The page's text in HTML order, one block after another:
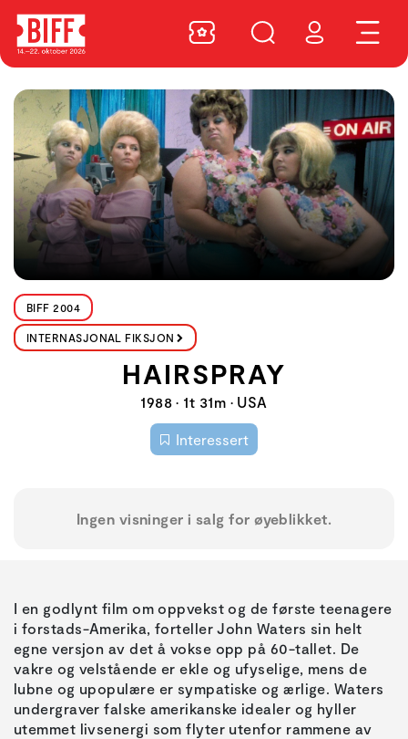
BIFF 2004
INTERNASJONAL FIKSJON
HAIRSPRAY
1988 • 1t 31m • USA
Interessert
Ingen visninger i salg for øyeblikket.
I en godlynt film om oppvekst og de første teenagere
i forstads-Amerika, forteller John Waters sin helt
egne versjon av det å vokse opp på 60-tallet. De
vakre og velstående er ekle og ufyselige, mens de
lubne og upopulære er sympatiske og ærlige. Waters
undergraver falske amerikanske idealer og hyller
utemmet livsenergi som flyter utenfor rammene av